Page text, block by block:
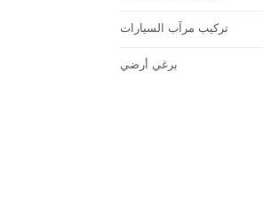
تركيب مرآب السيارات
برغي أرضي